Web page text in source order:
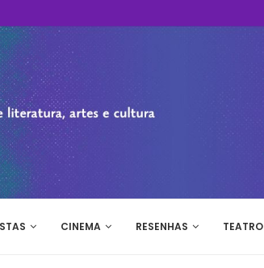
CINEMA RESENHAS TEATRO